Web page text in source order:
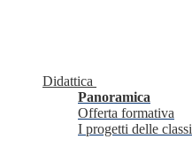
Didattica
Panoramica
Offerta formativa
I progetti delle classi